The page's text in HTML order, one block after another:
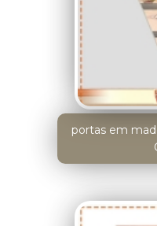
portas em